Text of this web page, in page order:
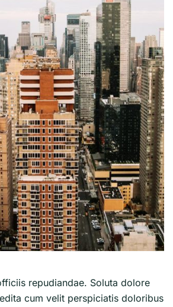
repudiandae. Soluta dolore
cum velit perspiciatis doloribus